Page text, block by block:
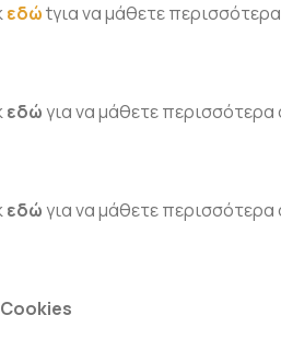
εδώtγια να μάθετε
εδώγια να μάθετε περισσότερα
εδώγια να μάθετε περισσότερα
Cookies